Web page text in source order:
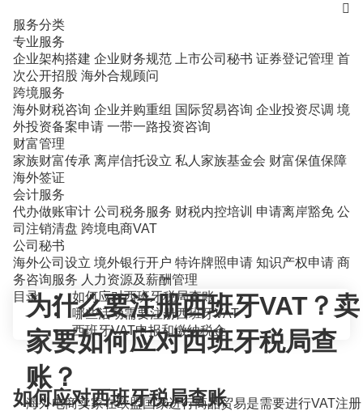

服务分类
专业服务
企业架构搭建 企业财务规范 上市公司秘书 证券登记管理 首
次公开招股 海外合规顾问
跨境服务
海外财税咨询 企业并购重组 国际贸易咨询 企业投资尽调 境
外投资备案申请 一带一路投资咨询
财富管理
家族财富传承 离岸信托设立 私人家族基金会 财富保值保障
海外签证
会计服务
代办做账审计 公司税务服务 财税内控培训 申请离岸豁免 公
司注销清盘 跨境电商VAT
公司秘书
海外公司设立 境外银行开户 特许牌照申请 知识产权申请 商
务咨询服务 人力资源及薪酬管理
为什么要注册西班牙VAT？卖
家要如何应对西班牙税局查
账？
海外电商卖家在欧盟国家进行商品贸易是需要进行VAT注册
目录
如何应对西班牙税局查账
哪些活动需要注册西班牙VAT
西班牙VAT申报和缴纳税金
如何应对西班牙税局查账